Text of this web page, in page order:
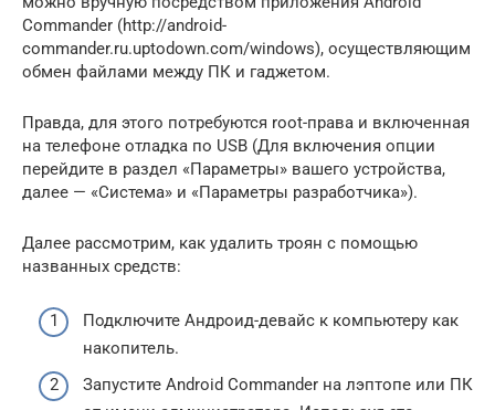
Commander (http://android-
commander.ru.uptodown.com/windows), осуществляющим
обмен файлами между ПК и гаджетом.
Правда, для этого потребуются root-права и включенная
на телефоне отладка по USB (Для включения опции
перейдите в раздел «Параметры» вашего устройства,
далее — «Система» и «Параметры разработчика»).
Далее рассмотрим, как удалить троян с помощью
названных средств:
Подключите Андроид-девайс к компьютеру как
накопитель.
Запустите Android Commander на лэптопе или ПК